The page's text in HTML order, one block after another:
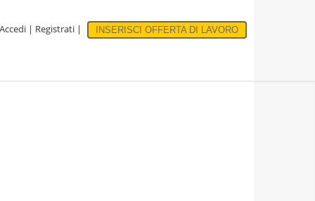
Accedi | Registrati | INSERISCI OFFERTA DI LAVORO